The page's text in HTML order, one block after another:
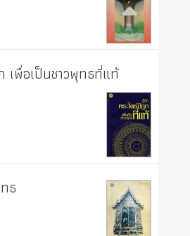
เพื่อเป็นชาวพุทธที่แท้
ธ